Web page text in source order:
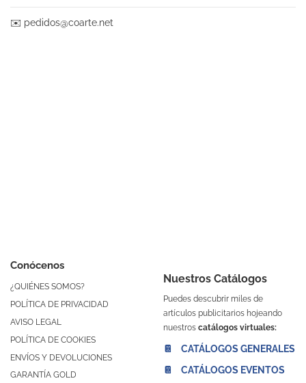
Conócenos
¿QUIÉNES SOMOS?
POLÍTICA DE PRIVACIDAD
AVISO LEGAL
POLÍTICA DE COOKIES
ENVÍOS Y DEVOLUCIONES
GARANTÍA GOLD
Nuestros Catálogos
Puedes descubrir miles de
artículos publicitarios hojeando
nuestros catálogos virtuales:
📔 CATÁLOGOS GENERALES
📔 CATÁLOGOS EVENTOS
✉️ pedidos@coarte.net